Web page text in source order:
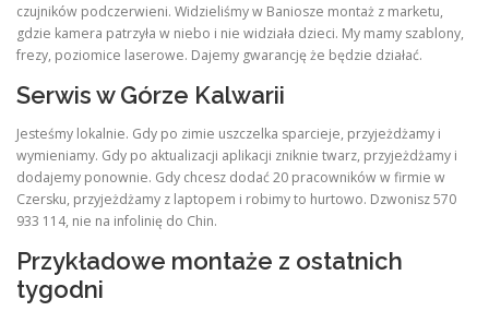
czujników podczerwieni. Widzieliśmy w Baniosze montaż z marketu,
gdzie kamera patrzyła w niebo i nie widziała dzieci. My mamy szablony,
frezy, poziomice laserowe. Dajemy gwarancję że będzie działać.
Serwis w Górze Kalwarii
Jesteśmy lokalnie. Gdy po zimie uszczelka sparcieje, przyjeżdżamy i
wymieniamy. Gdy po aktualizacji aplikacji zniknie twarz, przyjeżdżamy i
dodajemy ponownie. Gdy chcesz dodać 20 pracowników w firmie w
Czersku, przyjeżdżamy z laptopem i robimy to hurtowo. Dzwonisz 570
933 114, nie na infolinię do Chin.
Przykładowe montaże z ostatnich
tygodni